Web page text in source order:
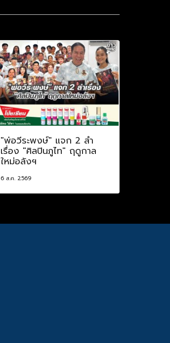
"พ่อวีระพงษ์" แจก 2 ลำ
เรื่อง "ศิลปินภูไท" ฤดูกาล
ใหม่อลังฯ
6 ส.ค. 2569